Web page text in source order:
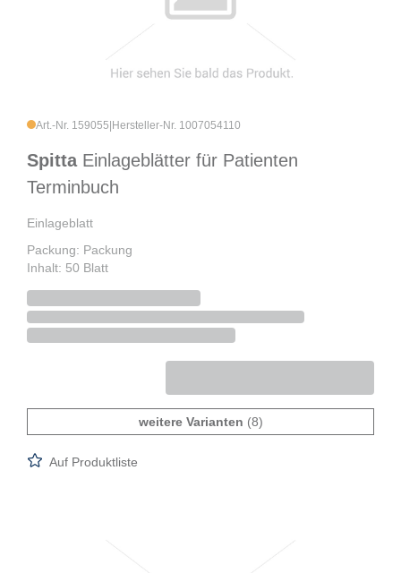
Art.-Nr. 159055 Hersteller-Nr. 1007054110
Spitta Einlageblätter für Patienten
Terminbuch
Einlageblatt
Packung: Packung
Inhalt: 50 Blatt
weitere Varianten (8)
Auf Produktliste